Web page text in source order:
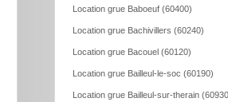
Location grue Baboeuf (60400)
Location grue Bachivillers (60240)
Location grue Bacouel (60120)
Location grue Bailleul-le-soc (60190)
Location grue Bailleul-sur-therain